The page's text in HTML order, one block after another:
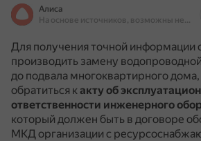
Алиса
На основе источников, возможны неточности
Для получения точной информации
производить замену
до подвала многоквартирного
обратиться какту об
ответственности инженерного
который должен быть в договоре
МКД организации с